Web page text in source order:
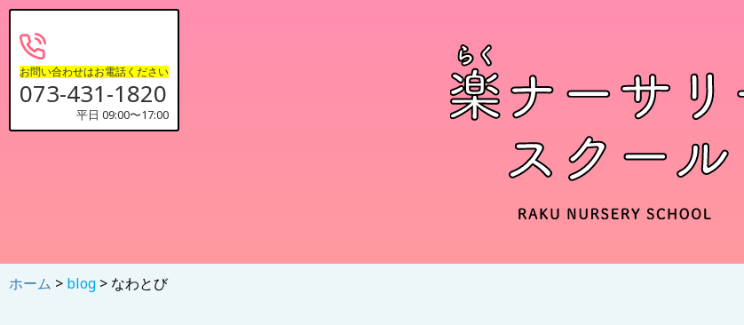
お問い合わせはお電話ください
073-431-1820
平日 09:00〜17:00
ホーム > blog > なわとび